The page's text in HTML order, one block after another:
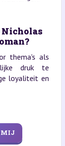
Nicholas
thema's als
druk te
loyaliteit en
MIJ